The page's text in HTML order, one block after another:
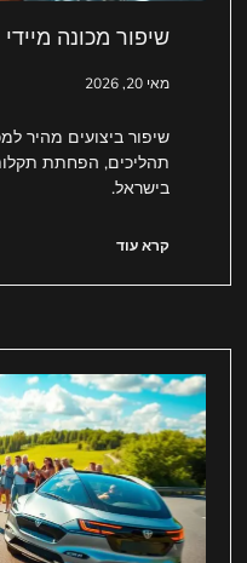
שיפור מכונה מיידי
מאי 20, 2026
שיפור ביצועים מהיר
תהליכים, הפחתת
בישראל.
קרא עוד